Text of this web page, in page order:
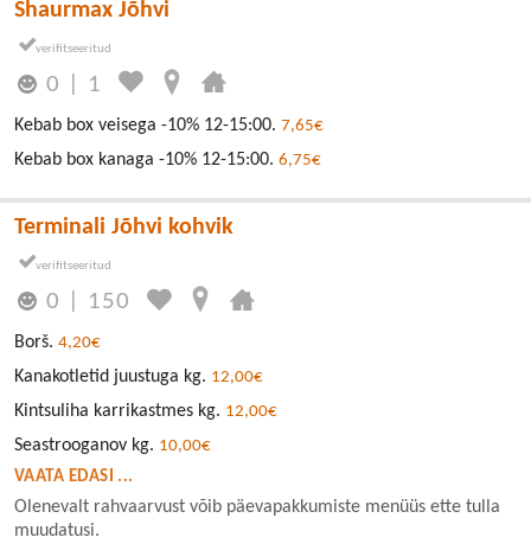
Shaurmax Jõhvi
0 1
Kebab box veisega -10% 12-15:00. 7,65€
Kebab box kanaga -10% 12-15:00. 6,75€
Terminali Jõhvi kohvik
0 150
Borš. 4,20€
Kanakotletid juustuga kg. 12,00€
Kintsuliha karrikastmes kg. 12,00€
Seastrooganov kg. 10,00€
VAATA EDASI ...
Olenevalt rahvaarvust võib päevapakkumiste menüüs ette tulla
muudatusi.